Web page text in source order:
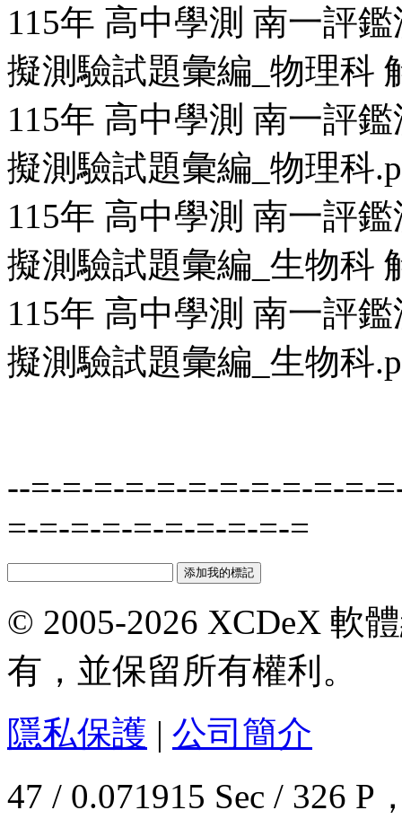
115年 高中學測 南一評
擬測驗試題彙編_物理科
115年 高中學測 南一評
擬測驗試題彙編_物理科
115年 高中學測 南一評
擬測驗試題彙編_生物科
115年 高中學測 南一評
擬測驗試題彙編_生物科
--=-=-=-=-=-=-=-=-=-=-=-
=-=-=-=-=-=-=-=-=-=
© 2005-2026 XCDeX 軟
有，並保留所有權利。
隱私保護 | 公司簡介
47 / 0.071915 Sec / 326